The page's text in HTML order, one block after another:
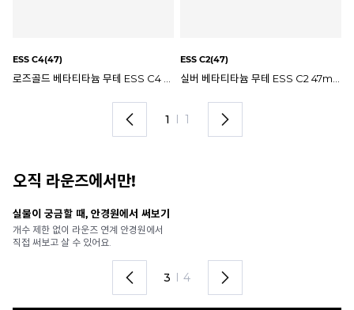
ESS C4(47) ESS C2(47)
1 I 1
오직 라운즈에서만!
안경 렌즈 맞춤까지 한 번에
가까운 안경원으로 배송받아
렌즈 맞춤부터 피팅까지 편하게!
4 I 4